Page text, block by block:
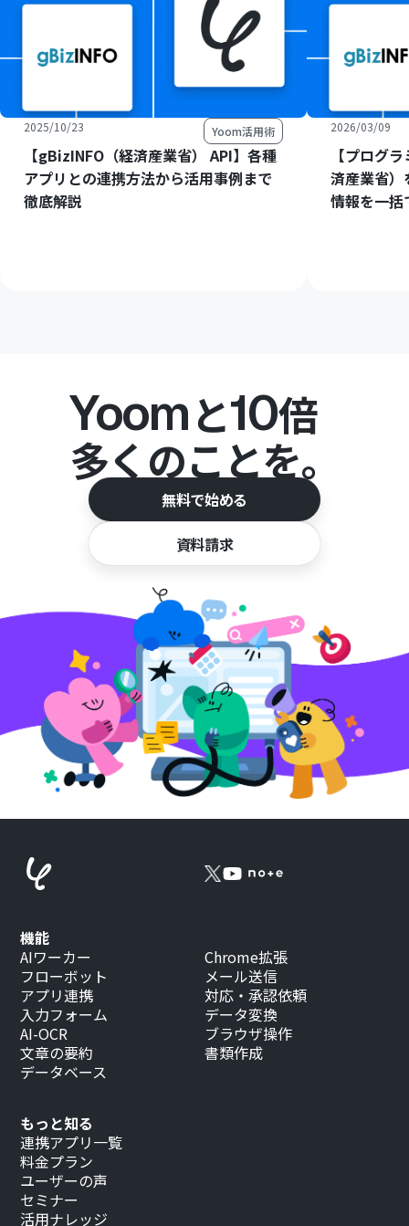
2025/10/23 Yoom活用術
【gBizINFO（経済産業省） API】各種
アプリとの連携方法から活用事例まで
徹底解説
2026/03/09
【プログ
済産業省）
情報を一括
Yoomと10倍
多くのことを。
無料で始める
資料請求
もっと知る
連携アプリ一覧
料金プラン
ユーザーの声
セミナー
活用ナレッジ
機能
AIワーカー
フローボット
アプリ連携
入力フォーム
AI-OCR
文章の要約
データベース
Chrome拡張
メール送信
対応・承認依頼
データ変換
ブラウザ操作
書類作成